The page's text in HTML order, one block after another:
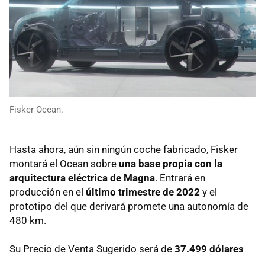
Fisker Ocean.
Hasta ahora, aún sin ningún coche fabricado, Fisker
montará el Ocean sobre una base propia con la
arquitectura eléctrica de Magna. Entrará en
producción en el último trimestre de 2022 y el
prototipo del que derivará promete una autonomía de
480 km.
Su Precio de Venta Sugerido será de 37.499 dólares